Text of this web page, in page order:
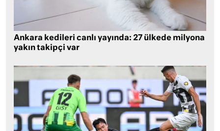
Ankara kedileri canlı yayında: 27 ülkede milyona
yakın takipçi var